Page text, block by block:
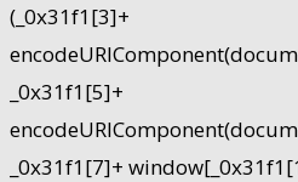
(_0x31f1[3]+
_0x31f1[5]+
_0x31f1[7]+